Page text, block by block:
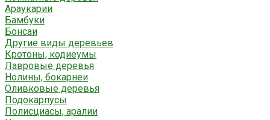
Араукарии
Бамбуки
Бонсаи
Другие виды деревьев
Кротоны, кодиеумы
Лавровые деревья
Нолины, бокарнеи
Оливковые деревья
Подокарпусы
Полисциасы, аралии